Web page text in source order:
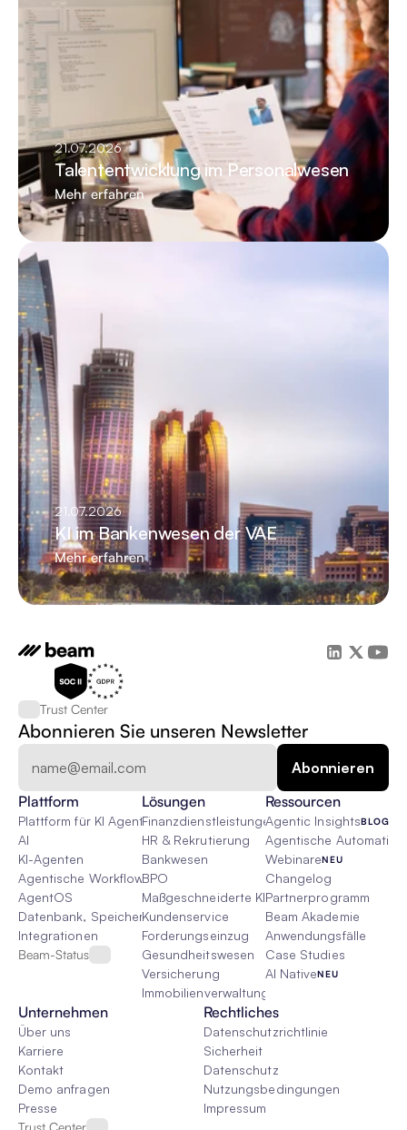
21.07.2026
Talententwicklung im Personalwesen
Mehr erfahren
21.07.2026
KI im Bankenwesen der VAE
Mehr erfahren
Trust Center
Abonnieren Sie unseren Newsletter
Plattform
Plattform für KI Agenten
AI
KI-Agenten
Agentische Workflows
AgentOS
Datenbank, Speicher & Rag
Integrationen
Beam-Status
Lösungen
Finanzdienstleistungen
HR & Rekrutierung
Bankwesen
BPO
Maßgeschneiderte KI-Lösungen
Kundenservice
Forderungseinzug
Gesundheitswesen
Versicherung
Immobilienverwaltung
Ressourcen
Agentic InsightsBLOG
Agentische
WebinareNEU
Changelog
Partnerprogramm
Beam Akademie
Anwendungsfälle
Case Studies
AI NativeNEU
Unternehmen
Über uns
Karriere
Kontakt
Demo anfragen
Presse
Trust Center
Rechtliches
Datenschutzrichtlinie
Sicherheit
Datenschutz
Nutzungsbedingungen
Impressum